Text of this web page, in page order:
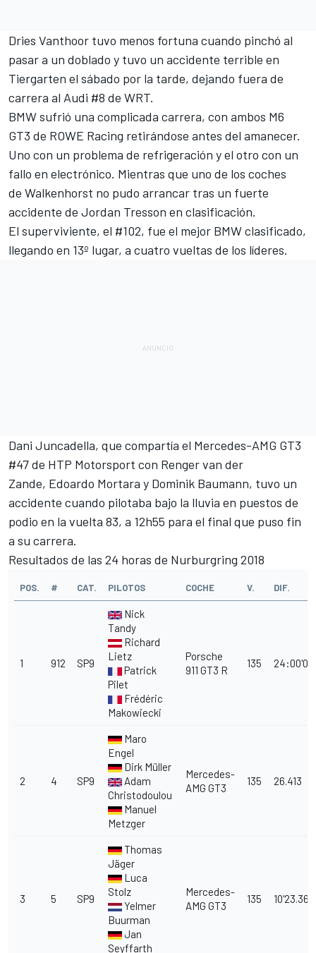
Dries Vanthoor tuvo menos fortuna cuando pinchó al
pasar a un doblado y tuvo un accidente terrible en
Tiergarten el sábado por la tarde, dejando fuera de
carrera al Audi #8 de WRT.
BMW sufrió una complicada carrera, con ambos M6
GT3 de ROWE Racing retirándose antes del amanecer.
Uno con un problema de refrigeración y el otro con un
fallo en electrónico. Mientras que uno de los coches
de Walkenhorst no pudo arrancar tras un fuerte
accidente de Jordan Tresson en clasificación.
El superviviente, el #102, fue el mejor BMW clasificado,
llegando en 13º lugar, a cuatro vueltas de los líderes.
Dani Juncadella, que compartía el Mercedes-AMG GT3
#47 de HTP Motorsport con Renger van der
Zande, Edoardo Mortara y Dominik Baumann, tuvo un
accidente cuando pilotaba bajo la lluvia en puestos de
podio en la vuelta 83, a 12h55 para el final que puso fin
a su carrera.
Resultados de las 24 horas de Nurburgring 2018
POS. # CAT. PILOTOS COCHE V. DIF.
1 912 SP9
Nick
Tandy
Richard
Lietz
Patrick
Pilet
Frédéric
Makowiecki
Porsche
911 GT3 R
135
2 4 SP9
Maro
Engel
Dirk Müller
Adam
Christodoulou
Manuel
Metzger
Mercedes-
AMG GT3
135 26.413
3 5 SP9
Thomas
Jäger
Luca
Stolz
Yelmer
Buurman
Jan
Seyffarth
Mercedes-
AMG GT3
135 10'23.367